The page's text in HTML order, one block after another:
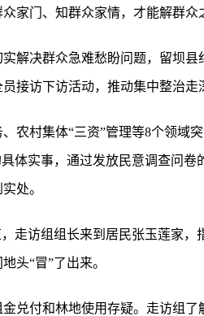
家门、知群众家情，才能解群众
解决群众急难愁盼问题，留坝县
接访下访活动，推动集中整治走
农村集体“三资”管理等8个领域
体实事，通过发放民意调查问卷
处。
访组组长来到居民张玉莲家，
头“冒”了出来。
兑付和林地使用存疑。走访组了